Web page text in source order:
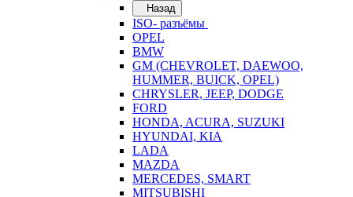
Назад
ISO- разъёмы
OPEL
BMW
GM (CHEVROLET, DAEWOO,
HUMMER, BUICK, OPEL)
CHRYSLER, JEEP, DODGE
FORD
HONDA, ACURA, SUZUKI
HYUNDAI, KIA
LADA
MAZDA
MERCEDES, SMART
MITSUBISHI